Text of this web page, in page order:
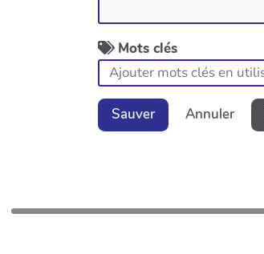
Mots clés
Sauver Annuler